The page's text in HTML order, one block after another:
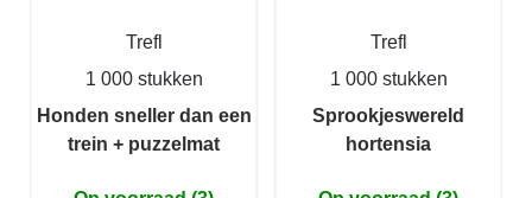
Trefl
1 000 stukken
Honden sneller dan een
trein + puzzelmat
Trefl
1 000 stukken
Sprookjeswereld
hortensia